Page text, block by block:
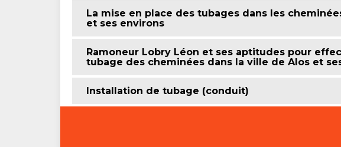
La mise en place des tubages dans les
et ses environs
Ramoneur Lobry Léon et ses aptitudes pour
tubage des cheminées dans la ville de Alos et
Installation de tubage (conduit)